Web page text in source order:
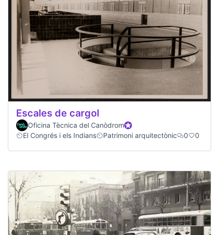
Escales de cargol
Oficina Tècnica del CanòdromOfficial participant
El Congrés i els Indians
Patrimoni arquitectònic 0 0